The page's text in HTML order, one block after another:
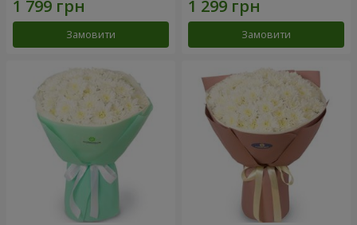
Замовити Замовити